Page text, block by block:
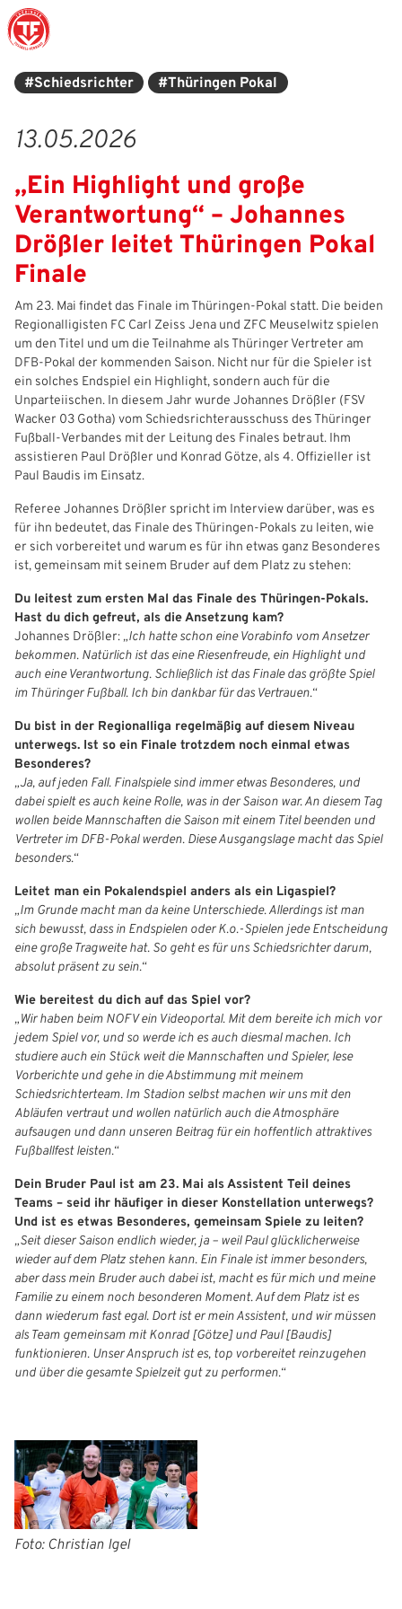
#Schiedsrichter #Thüringen Pokal
13.05.2026
„Ein Highlight und große
Verantwortung“ – Johannes
Drößler leitet Thüringen Pokal
Finale
Am 23. Mai findet das Finale im Thüringen‑Pokal statt. Die beiden
Regionalligisten FC Carl Zeiss Jena und ZFC Meuselwitz spielen
um den Titel und um die Teilnahme als Thüringer Vertreter am
DFB‑Pokal der kommenden Saison. Nicht nur für die Spieler ist
ein solches Endspiel ein Highlight, sondern auch für die
Unparteiischen. In diesem Jahr wurde Johannes Drößler (FSV
Wacker 03 Gotha) vom Schiedsrichterausschuss des Thüringer
Fußball‑Verbandes mit der Leitung des Finales betraut. Ihm
assistieren Paul Drößler und Konrad Götze, als 4. Offizieller ist
Paul Baudis im Einsatz.
Referee Johannes Drößler spricht im Interview darüber, was es
für ihn bedeutet, das Finale des Thüringen‑Pokals zu leiten, wie
er sich vorbereitet und warum es für ihn etwas ganz Besonderes
ist, gemeinsam mit seinem Bruder auf dem Platz zu stehen:
Du leitest zum ersten Mal das Finale des Thüringen‑Pokals.
Hast du dich gefreut, als die Ansetzung kam?
Johannes Drößler: „Ich hatte schon eine Vorabinfo vom Ansetzer
bekommen. Natürlich ist das eine Riesenfreude, ein Highlight und
auch eine Verantwortung. Schließlich ist das Finale das größte Spiel
im Thüringer Fußball. Ich bin dankbar für das Vertrauen.“
Du bist in der Regionalliga regelmäßig auf diesem Niveau
unterwegs. Ist so ein Finale trotzdem noch einmal etwas
Besonderes?
„Ja, auf jeden Fall. Finalspiele sind immer etwas Besonderes, und
dabei spielt es auch keine Rolle, was in der Saison war. An diesem Tag
wollen beide Mannschaften die Saison mit einem Titel beenden und
Vertreter im DFB‑Pokal werden. Diese Ausgangslage macht das Spiel
besonders.“
Leitet man ein Pokalendspiel anders als ein Ligaspiel?
„Im Grunde macht man da keine Unterschiede. Allerdings ist man
sich bewusst, dass in Endspielen oder K.o.-Spielen jede Entscheidung
eine große Tragweite hat. So geht es für uns Schiedsrichter darum,
absolut präsent zu sein.“
Wie bereitest du dich auf das Spiel vor?
„Wir haben beim NOFV ein Videoportal. Mit dem bereite ich mich vor
jedem Spiel vor, und so werde ich es auch diesmal machen. Ich
studiere auch ein Stück weit die Mannschaften und Spieler, lese
Vorberichte und gehe in die Abstimmung mit meinem
Schiedsrichterteam. Im Stadion selbst machen wir uns mit den
Abläufen vertraut und wollen natürlich auch die Atmosphäre
aufsaugen und dann unseren Beitrag für ein hoffentlich attraktives
Fußballfest leisten.“
Dein Bruder Paul ist am 23. Mai als Assistent Teil deines
Teams – seid ihr häufiger in dieser Konstellation unterwegs?
Und ist es etwas Besonderes, gemeinsam Spiele zu leiten?
„Seit dieser Saison endlich wieder, ja – weil Paul glücklicherweise
wieder auf dem Platz stehen kann. Ein Finale ist immer besonders,
aber dass mein Bruder auch dabei ist, macht es für mich und meine
Familie zu einem noch besonderen Moment. Auf dem Platz ist es
dann wiederum fast egal. Dort ist er mein Assistent, und wir müssen
als Team gemeinsam mit Konrad [Götze] und Paul [Baudis]
funktionieren. Unser Anspruch ist es, top vorbereitet reinzugehen
und über die gesamte Spielzeit gut zu performen.“
Foto: Christian Igel
WEBSITE DURCHSUCHEN
IHRE LESEZEICHEN
Aktuelle Seite als Lesezeichen speichern
IHR LOGIN
Benutzeranmeldung
Bitte geben Sie Ihren Benutzernamen und Ihr Passwort ein, um
sich an der Website anzumelden.
Anmelden
Passwort:
Geschäftsstelle
Chronik
Ehrentafel
Karriere
Partnerschaft
Mitgliedschaft
Sicherheit
Junioren
Juniorinnen
Kinderfußball
eSports
Schiedsrichter
Freizeit- und Breitensport
Futsal
Eliteschulen
Erzieher und Lehrer
Veranstaltungskalender
DFB-Mobil
DFB-Masterplan
Vielfalt
Fair Play
Inklusion
Prävention
Schule und Kita
Kinder- und Jugendschutz
#siekickt
Tage des Mädchenfußballs
Newsletter
DFBnet
Passwesen
Vereinsangebote
Archiv
Downloads
Datenschutz
Länderspiele
Impressum